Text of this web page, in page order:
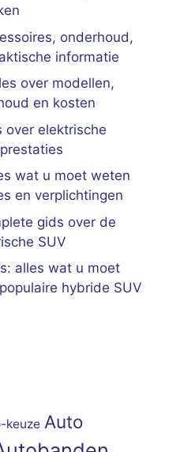
onderhoud,
informatie
over modellen,
en kosten
over elektrische
wat u moet weten
en verplichtingen
gids over de
SUV
alles wat u moet
hybride SUV
keuze Auto